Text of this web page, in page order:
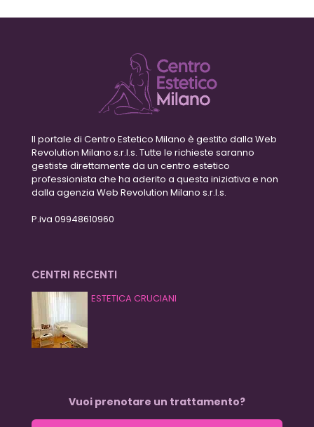
Il portale di Centro Estetico Milano è gestito dalla Web
Revolution Milano s.r.l.s. Tutte le richieste saranno
gestiste direttamente da un centro estetico
professionista che ha aderito a questa iniziativa e non
dalla agenzia Web Revolution Milano s.r.l.s.
P.iva 09948610960
CENTRI RECENTI
ESTETICA CRUCIANI
Vuoi prenotare un trattamento?